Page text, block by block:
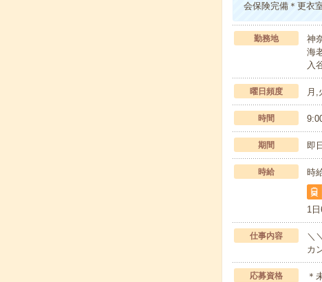
会保険完備＊更衣
勤務地
神
海
入
曜日頻度 月,
時間
期間 即
時給 時
1
仕事内容
＼
カ
応募資格 ＊